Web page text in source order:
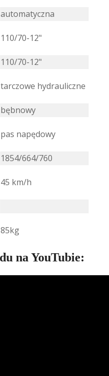
automatyczna
110/70-12"
110/70-12"
tarczowe hydrauliczne
bębnowy
pas napędowy
1854/664/760
45 km/h
85kg
na YouTubie: